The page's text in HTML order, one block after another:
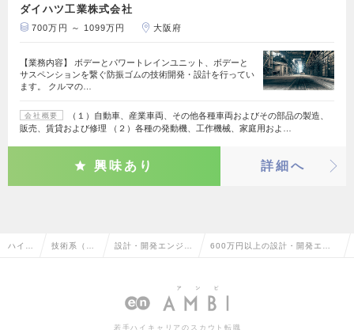
ダイハツ工業株式会社
700万円 ～ 1099万円 大阪府
【業務内容】 ボデーとパワートレインユニット、ボデーと
サスペンションを繋ぐ防振ゴムの技術開発・設計を行ってい
ます。 クルマの…
会社概要
（１）自動車、産業車両、その他各種車両およびその部品の製造、
販売、賃貸および修理 （２）各種の発動機、工作機械、家庭用およ…
興味あり 詳細へ
ハイク 技術系（機 設計・開発エンジニ
メカトロ・自動車）
600万円以上の設計・開発エン
ロ・自動車）の転職・求人情報
若手ハイキャリアのスカウト転職